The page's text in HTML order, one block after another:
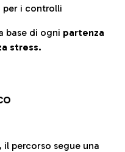
per i controlli
base di ogni partenza
stress.
percorso segue una